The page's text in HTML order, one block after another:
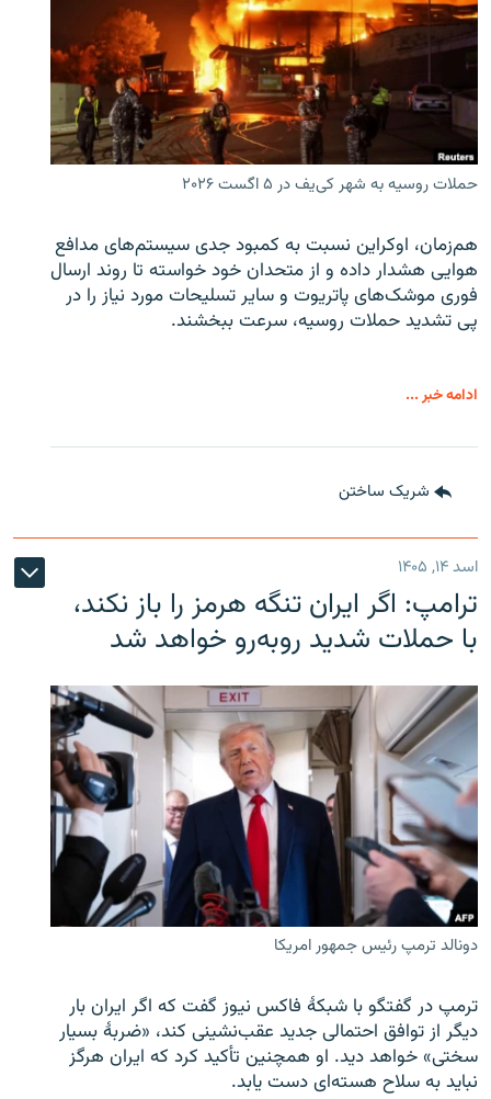
حملات روسیه به شهر کی‌یف در ۵ اگست ۲۰۲۶
هم‌زمان، اوکراین نسبت به کمبود جدی سیستم‌های مدافع
هوایی هشدار داده و از متحدان خود خواسته تا روند ارسال
فوری موشک‌های پاتریوت و سایر تسلیحات مورد نیاز را در
پی تشدید حملات روسیه، سرعت ببخشند.
ادامه خبر ...
شریک ساختن
اسد ۱۴, ۱۴۰۵
ترامپ: اگر ایران تنگه هرمز را باز نکند،
با حملات شدید روبه‌رو خواهد شد
دونالد ترمپ رئیس جمهور امریکا
ترمپ در گفتگو با شبکهٔ فاکس نیوز گفت که اگر ایران بار
دیگر از توافق احتمالی جدید عقب‌نشینی کند، «ضربهٔ بسیار
سختی» خواهد دید. او همچنین تأکید کرد که ایران هرگز
نباید به سلاح هسته‌ای دست یابد.